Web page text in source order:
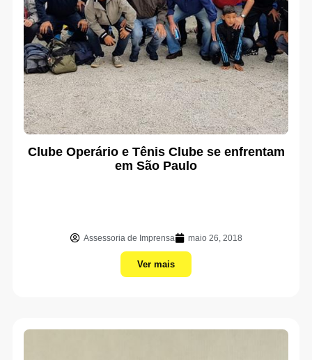
Clube Operário e Tênis Clube se enfrentam
em São Paulo
Assessoria de Imprensa maio 26, 2018
Ver mais